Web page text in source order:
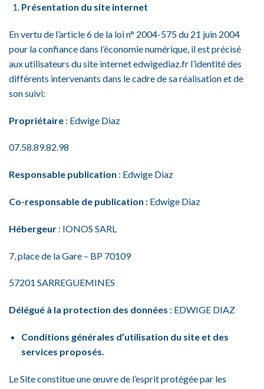
Présentation du site internet
En vertu de l’article 6 de la loi n° 2004-575 du 21 juin 2004
pour la confiance dans l’économie numérique, il est précisé
aux utilisateurs du site internet edwigediaz.fr l’identité des
différents intervenants dans le cadre de sa réalisation et de
son suivi:
Propriétaire : Edwige Diaz
07.58.89.82.98
Responsable publication : Edwige Diaz
Co-responsable de publication : Edwige Diaz
Hébergeur : IONOS SARL
7, place de la Gare – BP 70109
57201 SARREGUEMINES
Délégué à la protection des données : EDWIGE DIAZ
Conditions générales d’utilisation du site et des
services proposés.
Le Site constitue une œuvre de l’esprit protégée par les